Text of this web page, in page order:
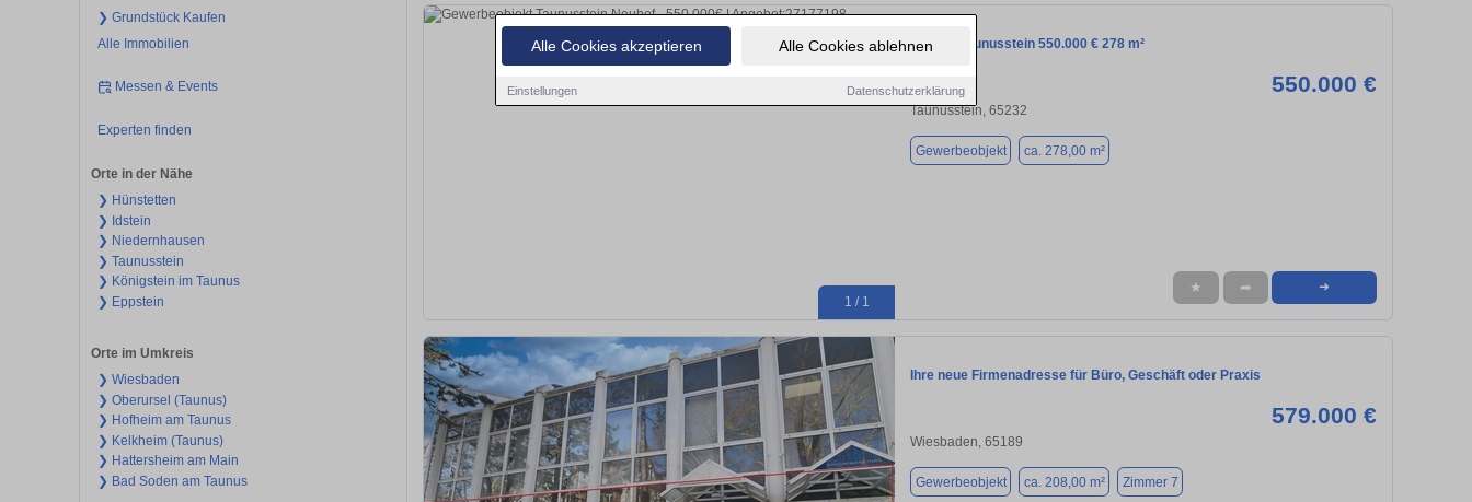
Alle Cookies akzeptieren Alle Cookies ablehnen
Einstellungen Datenschutzerklärung
❯ Grundstück Kaufen
Alle Immobilien
Messen & Events
Experten finden
Orte in der Nähe
❯ Hünstetten
❯ Idstein
❯ Niedernhausen
❯ Taunusstein
❯ Königstein im Taunus
❯ Eppstein
Orte im Umkreis
❯ Wiesbaden
❯ Oberursel (Taunus)
❯ Hofheim am Taunus
❯ Kelkheim (Taunus)
❯ Hattersheim am Main
❯ Bad Soden am Taunus
1 / 1
Halle in Taunusstein 550.000 € 278 m²
550.000 €
Taunusstein, 65232
Gewerbeobjekt ca. 278,00 m²
★ ➦ ➜
Ihre neue Firmenadresse für Büro, Geschäft oder Praxis
579.000 €
Wiesbaden, 65189
Gewerbeobjekt ca. 208,00 m² Zimmer 7